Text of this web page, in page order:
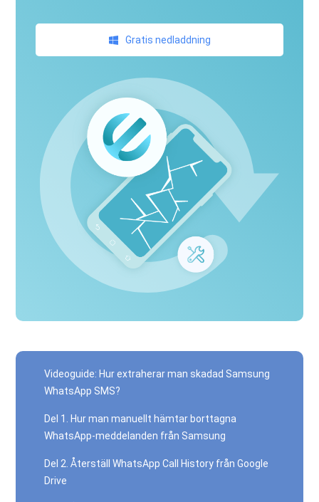
Gratis nedladdning
Videoguide: Hur extraherar man skadad Samsung
WhatsApp SMS?
Del 1. Hur man manuellt hämtar borttagna
WhatsApp-meddelanden från Samsung
Del 2. Återställ WhatsApp Call History från Google
Drive